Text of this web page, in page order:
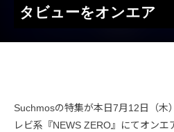
タビューをオンエア
Suchmosの特集が本日7月12日（木
レビ系『NEWS ZERO』にてオンエ